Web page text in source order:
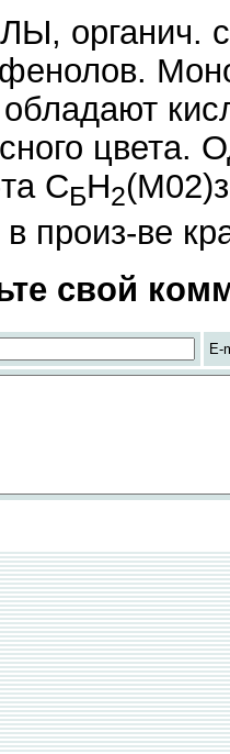
органич.
цвета.
СБН2
произ-ве
свой
E-